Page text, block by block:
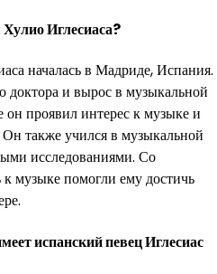
Иглесиаса?
началась в Мадриде, Испания.
доктора и вырос в музыкальной
он проявил интерес к музыке и
Он также учился в музыкальной
исследованиями. Со
к музыке помогли ему достичь
испанский певец Иглесиас